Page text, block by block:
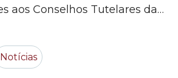
aos Conselhos Tutelares da
por profissionais da educação.
Notícias